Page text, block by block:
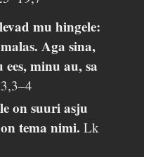
mu hingele:
Aga sina,
minu au, sa
on suuri asju
tema nimi.Lk